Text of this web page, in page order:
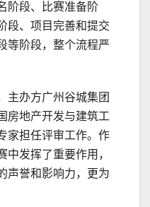
阶段、比赛准备阶
段、项目完善和提交
等阶段，整个流程严
主办方广州谷城集团
房地产开发与建筑工
家担任评审工作。作
中发挥了重要作用，
声誉和影响力，更为